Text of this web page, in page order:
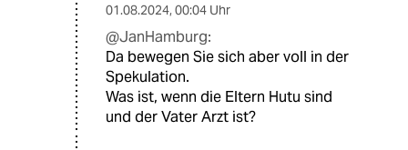
01.08.2024, 00:04 Uhr
@JanHamburg:
Da bewegen Sie sich aber voll in der
Spekulation.
Was ist, wenn die Eltern Hutu sind
und der Vater Arzt ist?